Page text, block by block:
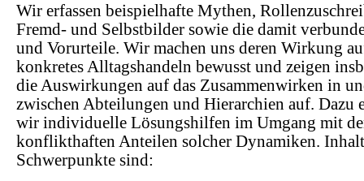
Wir erfassen beispielhafte Mythen,
Fremd- und Selbstbilder sowie die damit
und Vorurteile. Wir machen uns deren Wirkung
konkretes Alltagshandeln bewusst und zeigen
die Auswirkungen auf das Zusammenwirken in
zwischen Abteilungen und Hierarchien auf. Dazu
wir individuelle Lösungshilfen im Umgang mit
konflikthaften Anteilen solcher Dynamiken.
Schwerpunkte sind: